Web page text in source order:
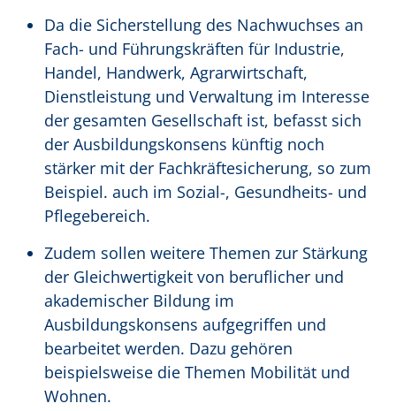
Da die Sicherstellung des Nachwuchses an
Fach- und Führungskräften für Industrie,
Handel, Handwerk, Agrarwirtschaft,
Dienstleistung und Verwaltung im Interesse
der gesamten Gesellschaft ist, befasst sich
der Ausbildungskonsens künftig noch
stärker mit der Fachkräftesicherung, so zum
Beispiel. auch im Sozial-, Gesundheits- und
Pflegebereich.
Zudem sollen weitere Themen zur Stärkung
der Gleichwertigkeit von beruflicher und
akademischer Bildung im
Ausbildungskonsens aufgegriffen und
bearbeitet werden. Dazu gehören
beispielsweise die Themen Mobilität und
Wohnen.